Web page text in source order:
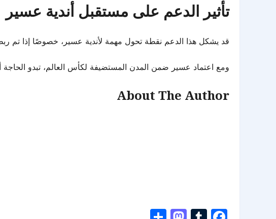
تأثير الدعم على مستقبل أندية عسير
قد يشكل هذا الدعم نقطة تحول مهمة لأندية عسير، خصوصًا إذا تم
ومع اعتماد عسير ضمن المدن المستضيفة لكأس العالم، تبدو الحاجة
About The Author